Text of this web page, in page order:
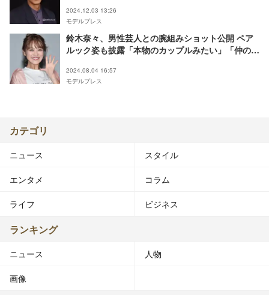
2024.12.03 13:26
モデルプレス
鈴木奈々、男性芸人との腕組みショット公開 ペア
ルック姿も披露「本物のカップルみたい」「仲の良
2024.08.04 16:57
モデルプレス
カテゴリ
ニュース スタイル
エンタメ コラム
ライフ ビジネス
ランキング
ニュース 人物
画像